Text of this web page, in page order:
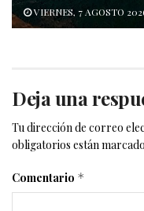
VIERNES, 7 AGOSTO
Deja una
Tu dirección de correo
obligatorios están
Comentario *